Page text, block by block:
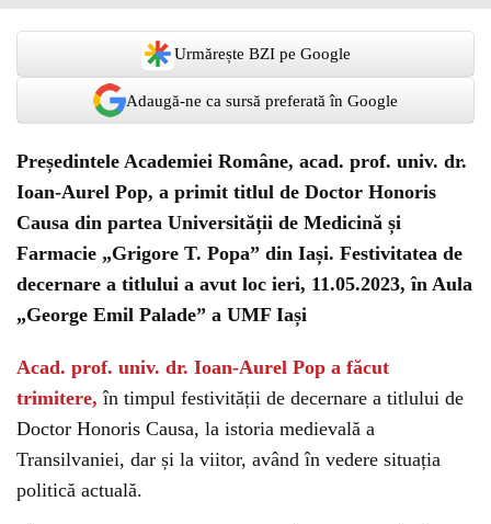
Urmărește BZI pe Google
Adaugă-ne ca sursă preferată în Google
Președintele Academiei Române, acad. prof. univ. dr.
Ioan-Aurel Pop, a primit titlul de Doctor Honoris
Causa din partea Universității de Medicină și
Farmacie „Grigore T. Popa” din Iași. Festivitatea de
decernare a titlului a avut loc ieri, 11.05.2023, în Aula
„George Emil Palade” a UMF Iași
Acad. prof. univ. dr. Ioan-Aurel Pop a făcut
trimitere,în timpul festivității de decernare a titlului de
Doctor Honoris Causa, la istoria medievală a
Transilvaniei, dar și la viitor, având în vedere situația
politică actuală.